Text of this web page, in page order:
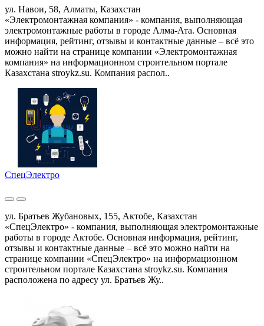
ул. Навои, 58, Алматы, Казахстан
«Электромонтажная компания» - компания, выполняющая
электромонтажные работы в городе Алма-Ата. Основная
информация, рейтинг, отзывы и контактные данные – всё это
можно найти на странице компании «Электромонтажная
компания» на информационном строительном портале
Казахстана stroykz.su. Компания распол..
СпецЭлектро
ул. Братьев Жубановых, 155, Актобе, Казахстан
«СпецЭлектро» - компания, выполняющая электромонтажные
работы в городе Актобе. Основная информация, рейтинг,
отзывы и контактные данные – всё это можно найти на
странице компании «СпецЭлектро» на информационном
строительном портале Казахстана stroykz.su. Компания
расположена по адресу ул. Братьев Жу..